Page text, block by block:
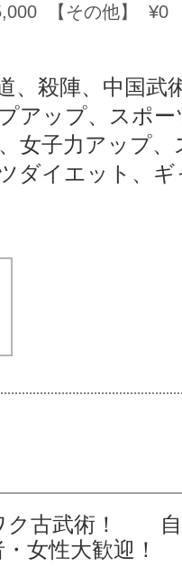
【その他】 ¥0
、殺陣、中国武
アップ、スポ
女子力アップ、
ダイエット、
ク古武術！
女性大歓迎！